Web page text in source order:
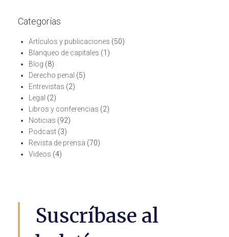
Categorías
Artículos y publicaciones (50)
Blanqueo de capitales (1)
Blog (8)
Derecho penal (5)
Entrevistas (2)
Legal (2)
Libros y conferencias (2)
Noticias (92)
Podcast (3)
Revista de prensa (70)
Videos (4)
Suscríbase al